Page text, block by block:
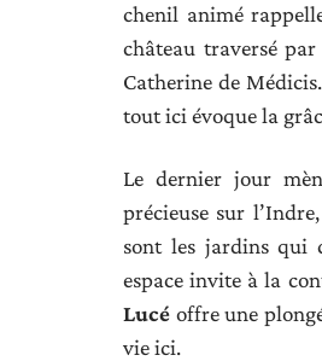
chenil animé
château traversé
Catherine de
tout ici évoque la
Le dernier jour
précieuse sur
sont les jardins qui
espace invite à la
Lucé offre une
vie ici.